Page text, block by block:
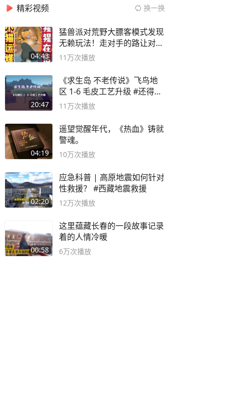
精彩视频 换一换
04:43
猛兽派对荒野大膘客模式发现
无赖玩法！走对手的路让对手
无路可走
11万次播放
20:47
《求生岛 不老传说》飞鸟地
区 1-6 毛皮工艺升级 #还得是
主机大作
11万次播放
04:19
遥望觉醒年代，《热血》铸就
警魂。
10万次播放
02:20
应急科普 | 高原地震如何针对
性救援？ #西藏地震救援
12万次播放
00:58
这里蕴藏长春的一段故事记录
着的人情冷暖
6万次播放